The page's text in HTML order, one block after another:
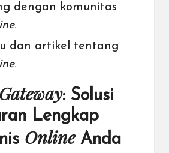
dengan komunitas
.
dan artikel tentang
.
: Solusi
Lengkap
OnlineAnda